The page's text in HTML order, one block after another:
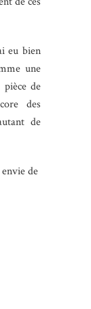
eu bien
une
de
des
de
de